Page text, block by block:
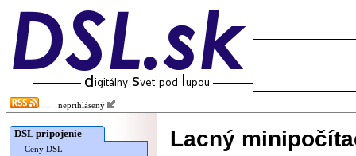
neprihlásený
DSL pripojenie
Ceny DSL
Lacný